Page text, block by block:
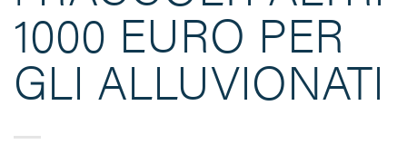
1000 EURO PER
GLI ALLUVIONATI